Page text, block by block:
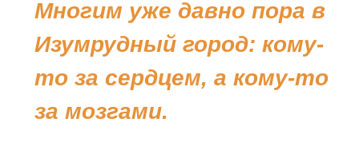
Многим уже давно пора в
Изумрудный город: кому-
то за сердцем, а кому-то
за мозгами.